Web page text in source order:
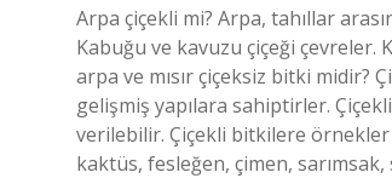
Arpa çiçekli mi? Arpa, tahıllar
Kabuğu ve kavuzu çiçeği çevreler.
arpa ve mısır çiçeksiz bitki
gelişmiş yapılara sahiptirler.
verilebilir. Çiçekli bitkilere örnekler
kaktüs, fesleğen, çimen,